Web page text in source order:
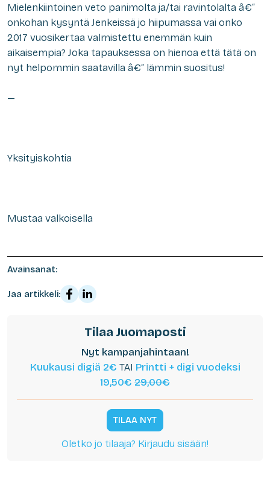
Mielenkiintoinen veto panimolta ja/tai ravintolalta â€“
onkohan kysyntä Jenkeissä jo hiipumassa vai onko
2017 vuosikertaa valmistettu enemmän kuin
aikaisempia? Joka tapauksessa on hienoa että tätä on
nyt helpommin saatavilla â€“ lämmin suositus!
—
Yksityiskohtia
Mustaa valkoisella
Avainsanat:
Jaa artikkeli:
Tilaa Juomaposti
Nyt kampanjahintaan!
Kuukausi digiä 2€ TAI Printti + digi vuodeksi
19,50€ 29,00€
TILAA NYT
Oletko jo tilaaja? Kirjaudu sisään!